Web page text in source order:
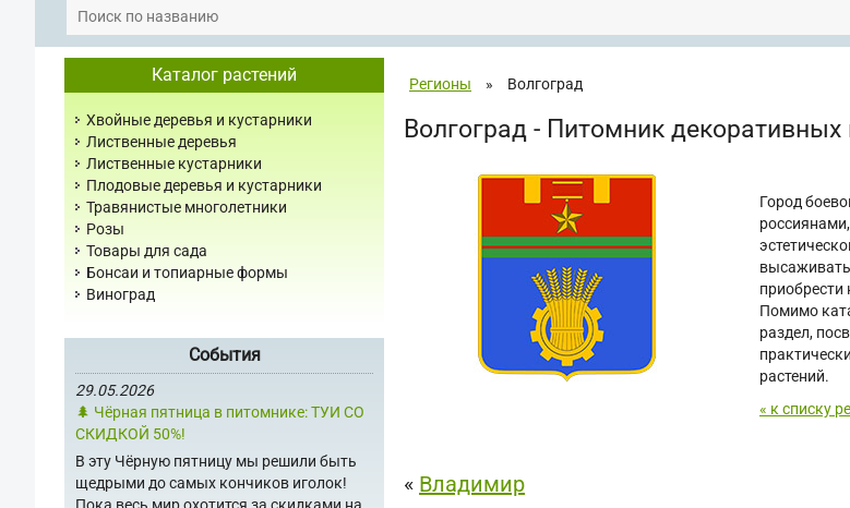
Каталог растений
Хвойные деревья и кустарники
Лиственные деревья
Лиственные кустарники
Плодовые деревья и кустарники
Травянистые многолетники
Розы
Товары для сада
Бонсаи и топиарные формы
Виноград
События
29.05.2026
🌲 Чёрная пятница в питомнике: ТУИ СО
СКИДКОЙ 50%!
В эту Чёрную пятницу мы решили быть
щедрыми до самых кончиков иголок!
Регионы » Волгоград
Волгоград - Питомник
Город
приобрести
Помимо
раздел,
растений.
« к списку
« Владимир